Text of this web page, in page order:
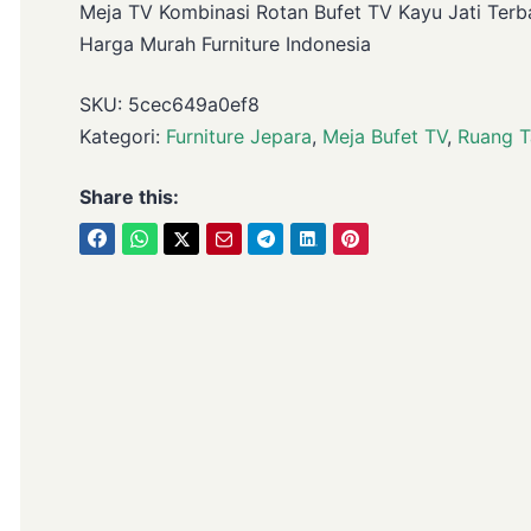
Meja TV Kombinasi Rotan Bufet TV Kayu Jati
Harga Murah Furniture Indonesia
SKU: 5cec649a0ef8
Kategori: Furniture Jepara, Meja Bufet TV, Ruang
Share this: